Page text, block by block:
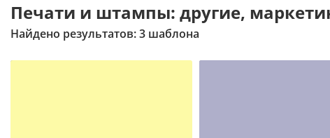
Печати и штампы: другие,
Найдено результатов: 3 шаблона